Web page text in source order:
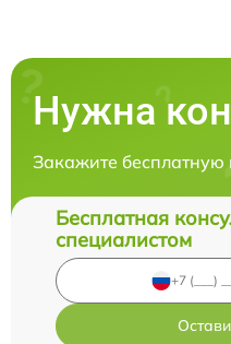
Нужна
Закажите бесплатную
Бесплатная
специалистом